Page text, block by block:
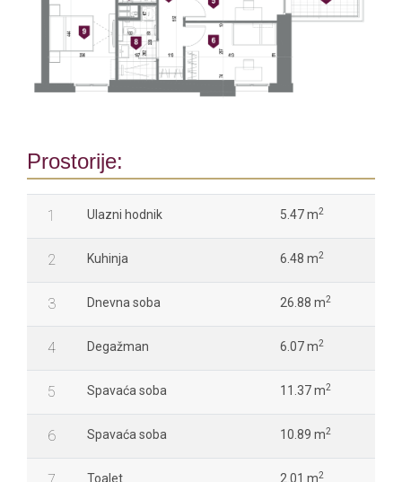
Prostorije:
1 Ulazni hodnik 5.47 m2
2 Kuhinja 6.48 m2
3 Dnevna soba 26.88 m2
4 Degažman 6.07 m2
5 Spavaća soba 11.37 m2
6 Spavaća soba 10.89 m2
Toalet 2.01 m2